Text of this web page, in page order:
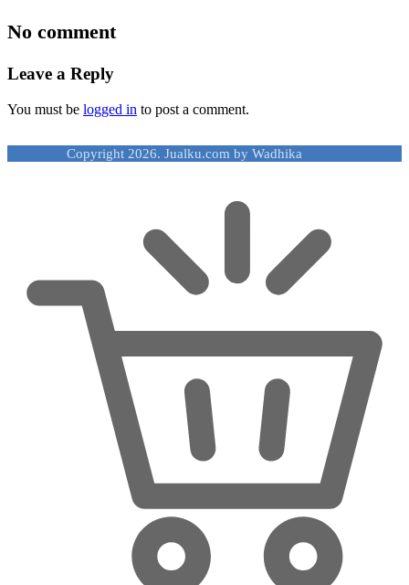
No comment
Leave a Reply
You must be logged in to post a comment.
Copyright 2026. Jualku.com by Wadhika